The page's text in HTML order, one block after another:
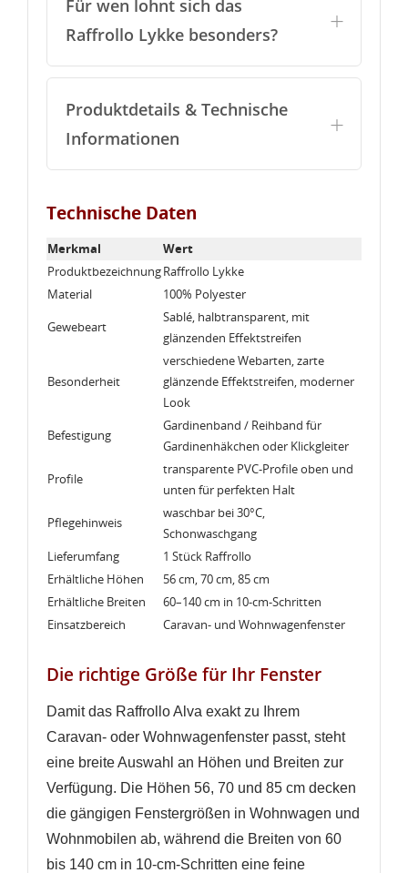
Für wen lohnt sich das
Raffrollo Lykke besonders?
Produktdetails & Technische
Informationen
Technische Daten
Merkmal
Wert
ProduktbezeichnungRaffrollo Lykke
Material
100% Polyester
Gewebeart
Sablé, halbtransparent, mit
glänzenden Effektstreifen
Besonderheit
verschiedene Webarten, zarte
glänzende Effektstreifen, moderner
Look
Befestigung
Gardinenband / Reihband für
Gardinenhäkchen oder Klickgleiter
Profile
transparente PVC-Profile oben und
unten für perfekten Halt
Pflegehinweis
waschbar bei 30°C,
Schonwaschgang
Lieferumfang
1 Stück Raffrollo
Erhältliche Höhen
56 cm, 70 cm, 85 cm
Erhältliche Breiten
60–140 cm in 10-cm-Schritten
Einsatzbereich
Caravan- und Wohnwagenfenster
Die richtige Größe für Ihr Fenster
Damit das Raffrollo Alva exakt zu Ihrem
Caravan- oder Wohnwagenfenster passt, steht
eine breite Auswahl an Höhen und Breiten zur
Verfügung. Die Höhen 56, 70 und 85 cm decken
die gängigen Fenstergrößen in Wohnwagen und
Wohnmobilen ab, während die Breiten von 60
bis 140 cm in 10-cm-Schritten eine feine
add_circle_outline Neue Liste anlegen
Anmelden